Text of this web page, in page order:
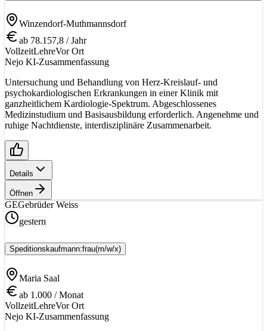
Winzendorf-Muthmannsdorf
ab 78.157,8 / Jahr
VollzeitLehreVor Ort
Nejo KI-Zusammenfassung
Untersuchung und Behandlung von Herz-Kreislauf- und
psychokardiologischen Erkrankungen in einer Klinik mit
ganzheitlichem Kardiologie-Spektrum. Abgeschlossenes
Medizinstudium und Basisausbildung erforderlich. Angenehme und
ruhige Nachtdienste, interdisziplinäre Zusammenarbeit.
Details
Öffnen
GEGebrüder Weiss
gestern
Speditionskaufmann:frau(m/w/x)
Maria Saal
ab 1.000 / Monat
VollzeitLehreVor Ort
Nejo KI-Zusammenfassung